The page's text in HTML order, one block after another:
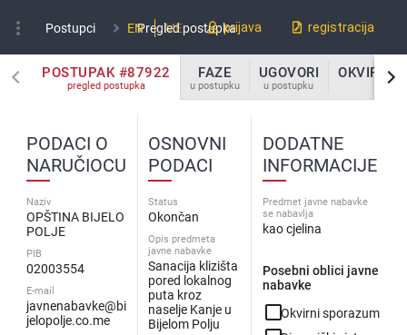
more_vert Postupci Pregled postupka
EN ME prijava registracija
POSTUPAK #87922
pregled postupka
FAZE
u postupku
UGOVORI
u postupku
OKVIRNI
u
OSNOVNI
PODACI
Status
Okončan
Opis predmeta
javne nabavke
Sanacija klizišta
pored lokalnog
puta kroz
naselje Kanje u
Bijelom Polju
DODATNE
INFORMACIJE
Predmet javne nabavke
se nabavlja
kao cjelina
Posebni oblici javne
nabavke
check_box_outline_blankOkvirni sporazum
PODACI O
NARUČIOCU
Naziv
OPŠTINA BIJELO
POLJE
PIB
02003554
E-mail
javnenabavke@bi
jelopolje.co.me